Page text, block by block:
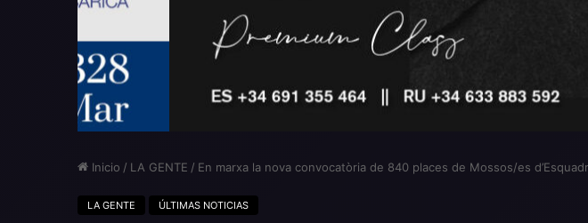
Inicio / LA GENTE / En marxa la nova convocatòria de 840 places de Mossos/es
LA GENTE ÚLTIMAS NOTICIAS